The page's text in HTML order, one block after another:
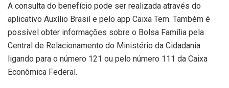
A consulta do benefício pode ser realizada através do
aplicativo Auxílio Brasil e pelo app Caixa Tem. Também é
possível obter informações sobre o Bolsa Família pela
Central de Relacionamento do Ministério da Cidadania
ligando para o número 121 ou pelo número 111 da Caixa
Econômica Federal.